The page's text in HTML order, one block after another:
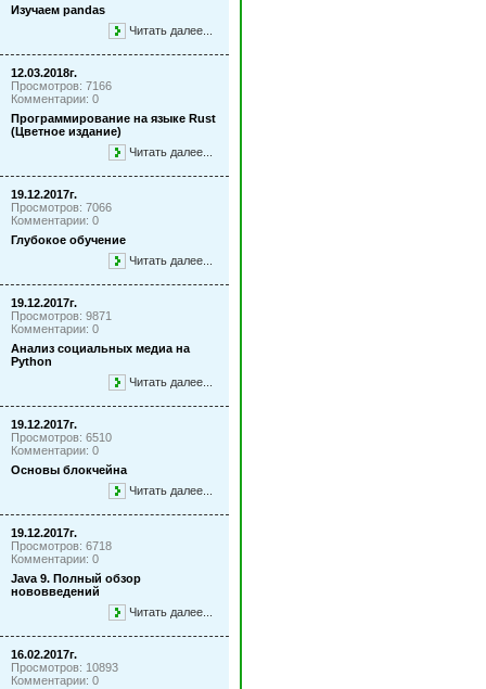
Изучаем pandas
Читать далее...
12.03.2018г.
Просмотров: 7166
Комментарии: 0
Программирование на языке Rust
(Цветное издание)
Читать далее...
19.12.2017г.
Просмотров: 7066
Комментарии: 0
Глубокое обучение
Читать далее...
19.12.2017г.
Просмотров: 9871
Комментарии: 0
Анализ социальных медиа на
Python
Читать далее...
19.12.2017г.
Просмотров: 6510
Комментарии: 0
Основы блокчейна
Читать далее...
19.12.2017г.
Просмотров: 6718
Комментарии: 0
Java 9. Полный обзор
нововведений
Читать далее...
16.02.2017г.
Просмотров: 10893
Комментарии: 0